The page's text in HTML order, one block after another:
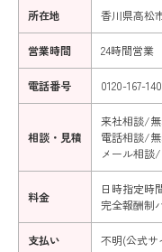
所在地 香川県高松
営業時間 24時間営業
電話番号 0120-167-140
相談・見積
来社相談/
電話相談/
メール相談
料金
日時指定時
完全報酬制
支払い 不明(公式サ